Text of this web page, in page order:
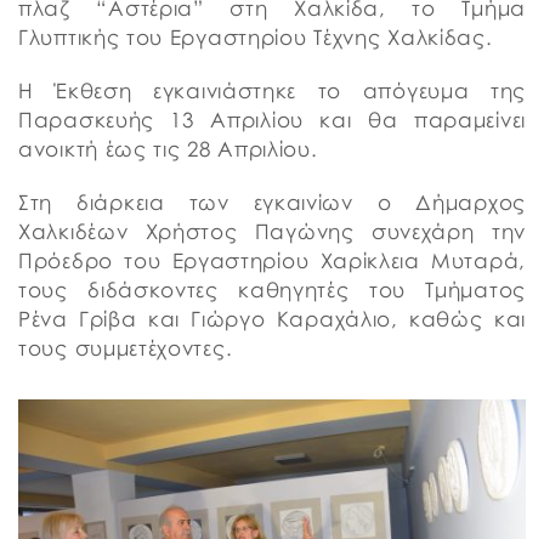
πλαζ “Αστέρια” στη Χαλκίδα, το Τμήμα
Γλυπτικής του Εργαστηρίου Τέχνης Χαλκίδας.
Η Έκθεση εγκαινιάστηκε το απόγευμα της
Παρασκευής 13 Απριλίου και θα παραμείνει
ανοικτή έως τις 28 Απριλίου.
Στη διάρκεια των εγκαινίων ο Δήμαρχος
Χαλκιδέων Χρήστος Παγώνης συνεχάρη την
Πρόεδρο του Εργαστηρίου Χαρίκλεια Μυταρά,
τους διδάσκοντες καθηγητές του Τμήματος
Ρένα Γρίβα και Γιώργο Καραχάλιο, καθώς και
τους συμμετέχοντες.